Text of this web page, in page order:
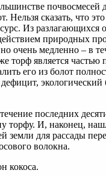
почвосмесей
Нельзя сказать, что это
Из разлагающихся
природных
очень медленно – в
торф является частью
его из болот
экологический
последних
торфу. И, наконец,
земли для рассады
волокна.
кокоса.